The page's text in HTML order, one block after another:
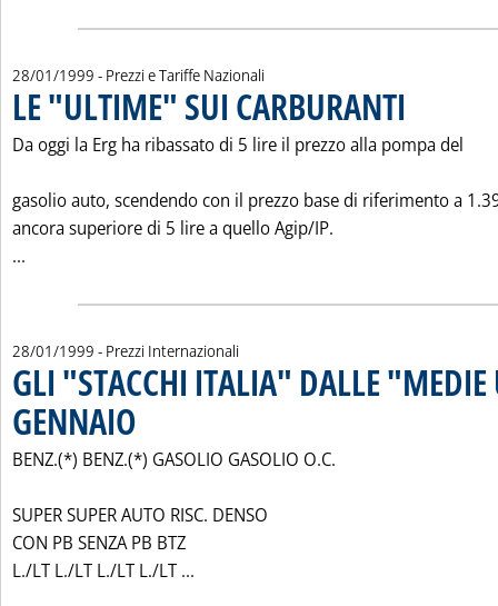
28/01/1999 - Prezzi e Tariffe Nazionali
LE "ULTIME" SUI CARBURANTI
Da oggi la Erg ha ribassato di 5 lire il prezzo alla pompa del
gasolio auto, scendendo con il prezzo base di riferimento a
ancora superiore di 5 lire a quello Agip/IP.
...
28/01/1999 - Prezzi Internazionali
GLI "STACCHI ITALIA" DALLE
GENNAIO
BENZ.(*) BENZ.(*) GASOLIO GASOLIO O.C.
SUPER SUPER AUTO RISC. DENSO
CON PB SENZA PB BTZ
L./LT L./LT L./LT L./LT ...